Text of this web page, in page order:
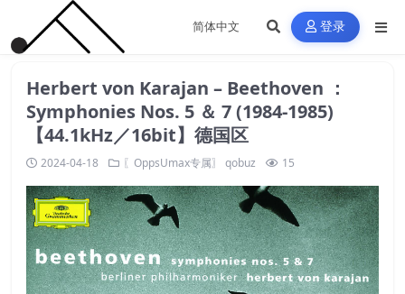
登录
Herbert von Karajan – Beethoven ：
Symphonies Nos. 5 ＆ 7 (1984-1985)
【44.1kHz／16bit】德国区
2024-04-18 〖OppsUmax专属〗 qobuz 15